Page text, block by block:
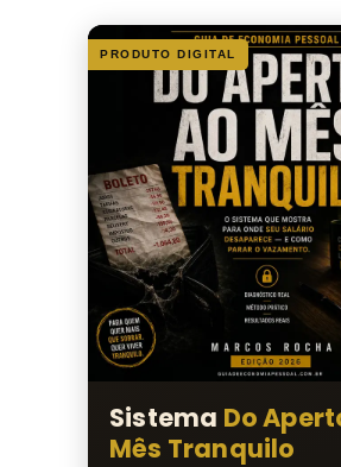
PRODUTO DIGITAL
Sistema Do
Mês Tranquilo